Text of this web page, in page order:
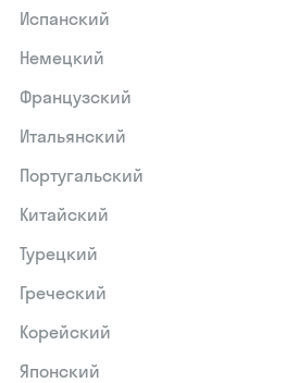
Испанский
Немецкий
Французский
Итальянский
Португальский
Китайский
Турецкий
Греческий
Корейский
Японский